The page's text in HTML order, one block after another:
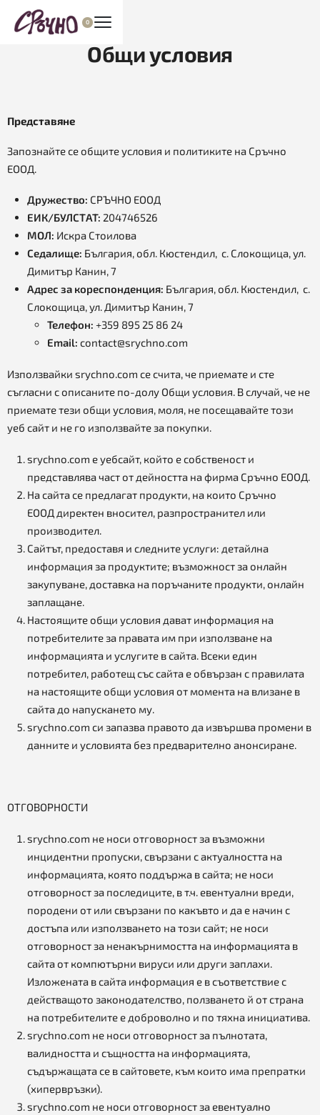
0
Общи условия
Представяне
Запознайте се общите условия и политиките на Сръчно
ЕООД.
Дружество: СРЪЧНО ЕООД
ЕИК/БУЛСТАТ: 204746526
МОЛ: Искра Стоилова
Седалище: България, обл. Кюстендил, с. Слокощица, ул.
Димитър Канин, 7
Адрес за кореспонденция: България, обл. Кюстендил, с.
Слокощица, ул. Димитър Канин, 7
Телефон:+359 895 25 86 24
Email:contact@srychno.com
Използвайки srychno.com се счита, че приемате и сте
съгласни с описаните по-долу Общи условия. В случай, че не
приемате тези общи условия, моля, не посещавайте този
уеб сайт и не го използвайте за покупки.
srychno.com е уебсайт, който е собственост и
представлява част от дейността на фирма Сръчно ЕООД.
На сайта се предлагат продукти, на които Сръчно
ЕООД директен вносител, разпространител или
производител.
Сайтът, предоставя и следните услуги: детайлна
информация за продуктите; възможност за онлайн
закупуване, доставка на поръчаните продукти, онлайн
заплащане.
Настоящите общи условия дават информация на
потребителите за правата им при използване на
информацията и услугите в сайта. Всеки един
потребител, работещ със сайта е обвързан с правилата
на настоящите общи условия от момента на влизане в
сайта до напускането му.
srychno.com си запазва правото да извършва промени в
данните и условията без предварително анонсиране.
ОТГОВОРНОСТИ
srychno.com не носи отговорност за възможни
инцидентни пропуски, свързани с актуалността на
информацията, която поддържа в сайта; не носи
отговорност за последиците, в т.ч. евентуални вреди,
породени от или свързани по какъвто и да е начин с
достъпа или използването на този сайт; не носи
отговорност за ненакърнимостта на информацията в
сайта от компютърни вируси или други заплахи.
Изложената в сайта информация е в съответствие с
действащото законодателство, ползването й от страна
на потребителите е доброволно и по тяхна инициатива.
srychno.com не носи отговорност за пълнотата,
валидността и същността на информацията,
съдържащата се в сайтовете, към които има препратки
(хипервръзки).
srychno.com не носи отговорност за евентуално